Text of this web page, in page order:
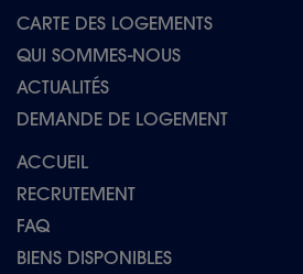
CARTE DES LOGEMENTS
QUI SOMMES-NOUS
ACTUALITÉS
DEMANDE DE LOGEMENT
ACCUEIL
RECRUTEMENT
FAQ
BIENS DISPONIBLES